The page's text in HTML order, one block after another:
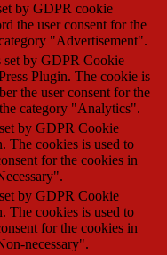
by GDPR cookie
the user consent for the
"Advertisement".
set by GDPR Cookie
Plugin. The cookie is
the user consent for the
category "Analytics".
by GDPR Cookie
The cookies is used to
for the cookies in
by GDPR Cookie
The cookies is used to
for the cookies in
necessary".